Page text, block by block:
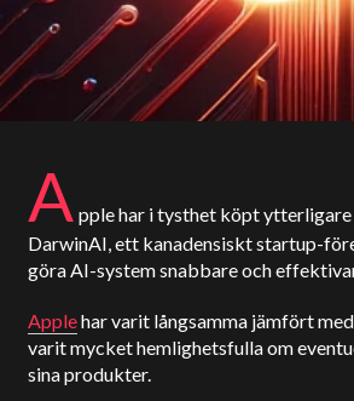
A pple har i tysthet köpt
DarwinAI, ett kanadensiskt startup-
göra AI-system snabbare och
Applehar varit långsamma jämfört
varit mycket hemlighetsfulla om
sina produkter.